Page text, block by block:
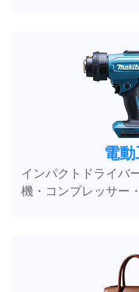
電
インパクトドライバ
機・コンプレッサー